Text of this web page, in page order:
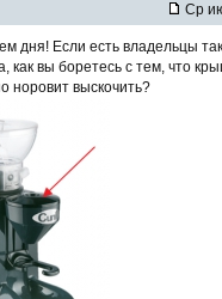
Ср
дня! Если есть владельцы
как вы боретесь с тем, что
норовит выскочить?